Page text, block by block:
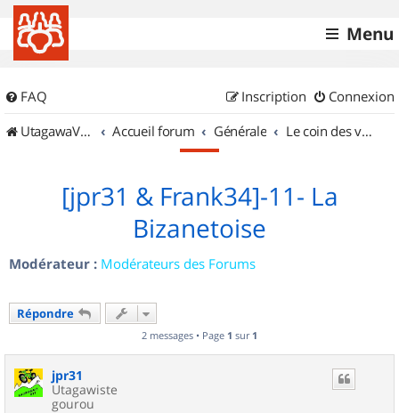
Menu
FAQ Connexion
Inscription
UtagawaVTT (Randos VTT et VTTAE avec traces GPS)
Accueil forum Générale Le coin des vidéastes
[jpr31 & Frank34]-11- La
Bizanetoise
Modérateur : Modérateurs des Forums
Répondre
2 messages • Page 1 sur 1
jpr31
Utagawiste
gourou